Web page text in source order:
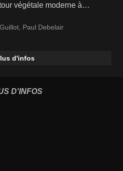
végétale moderne à
concept innovant et
Paul Debelair
d'infos
D'INFOS